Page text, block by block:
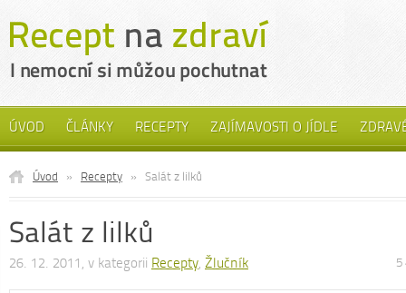
ÚVOD ČLÁNKY RECEPTY ZAJÍMAVOSTI O JÍDLE
Úvod » Recepty » Salát z lilků
Salát z lilků
26. 12. 2011, v kategorii Recepty, Žlučník